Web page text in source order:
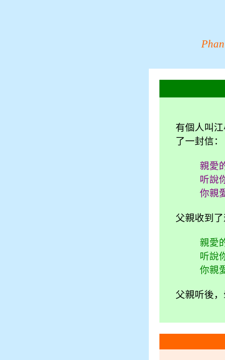
有個人叫
了一封信：
親愛
听說
你親
父親收到
親愛
听說
你親
父親听後，